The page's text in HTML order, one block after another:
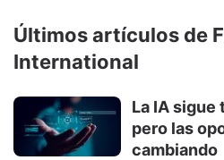
Últimos artículos de
International
La IA sigue
pero las
cambiando